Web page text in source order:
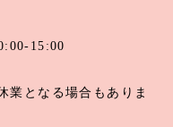
15:00
業となる場合もありま